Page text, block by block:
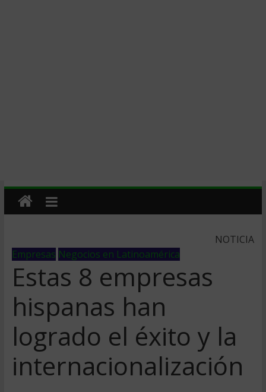
NOTICIA
Empresas Negocios en Latinoamérica
Estas 8 empresas
hispanas han
logrado el éxito y la
internacionalización